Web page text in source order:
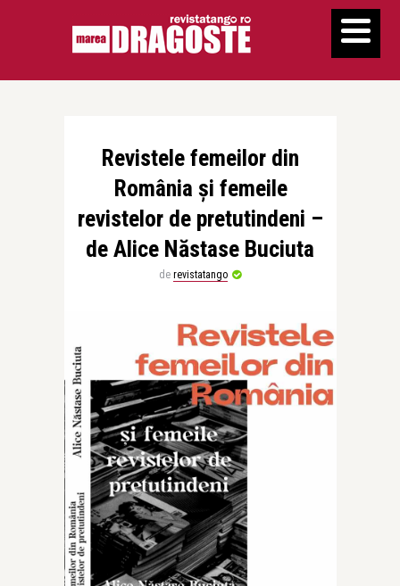
Revistele femeilor din
România și femeile
revistelor de pretutindeni –
de Alice Năstase Buciuta
de revistatango